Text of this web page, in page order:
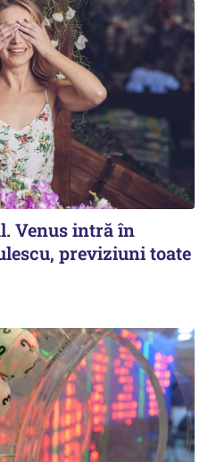
Venus intră în
previziuni toate